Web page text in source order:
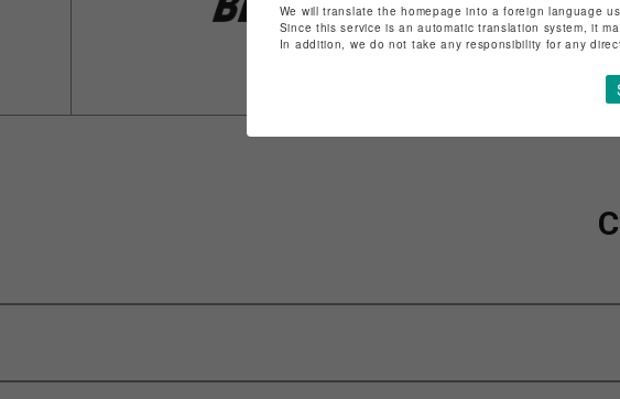
特定商取引法など
We will translate the homepage into a foreign language
Since this service is an automatic translation system, it
In addition, we do not take any responsibility for any